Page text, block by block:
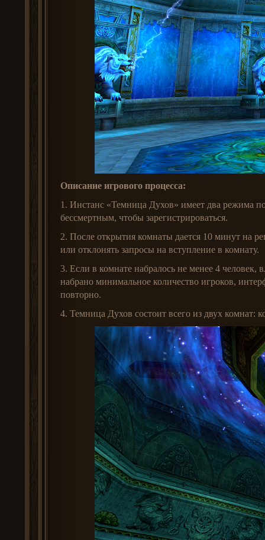
Описание игрового процесса:
1. Инстанс «Темница Духов» имеет два режима
бессмертным, чтобы зарегистрироваться.
2. После открытия комнаты дается 10 минут на
или отклонять запросы на вступление в комнату.
3. Если в комнате набралось не менее 4 человек,
набрано минимальное количество игроков,
повторно.
4. Темница Духов состоит всего из двух комнат: